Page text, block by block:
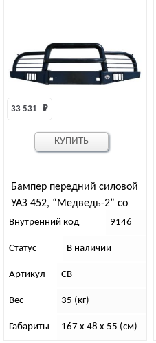
Бампер передний силовой
УАЗ 452, “Медведь-2” со
съемным кенгурином
33 531 ₽
Внутренний код 9146
Статус В наличии
Артикул СВ
Вес 35 (кг)
Габариты 167 x 48 x 55 (см)
КУПИТЬ